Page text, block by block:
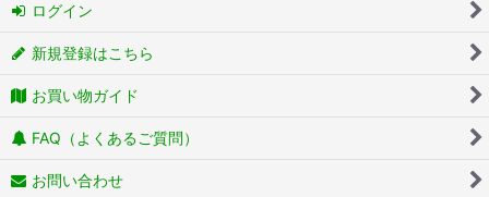
ログイン
新規登録はこちら
お買い物ガイド
FAQ（よくあるご質問）
お問い合わせ